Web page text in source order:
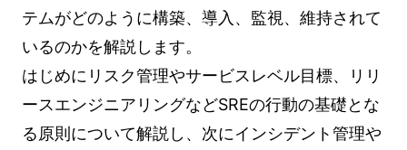
テムがどのように構築、導入、監視、維持されて
いるのかを解説します。
はじめにリスク管理やサービスレベル目標、リリ
ースエンジニアリングなどSREの行動の基礎とな
る原則について解説し、次にインシデント管理や